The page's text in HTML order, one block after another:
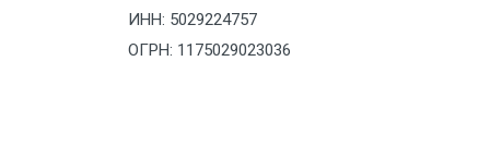
ИНН: 5029224757
ОГРН: 1175029023036